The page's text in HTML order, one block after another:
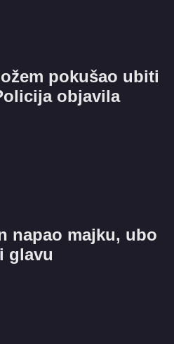
pokušao ubiti
objavila
napao majku, ubo
glavu